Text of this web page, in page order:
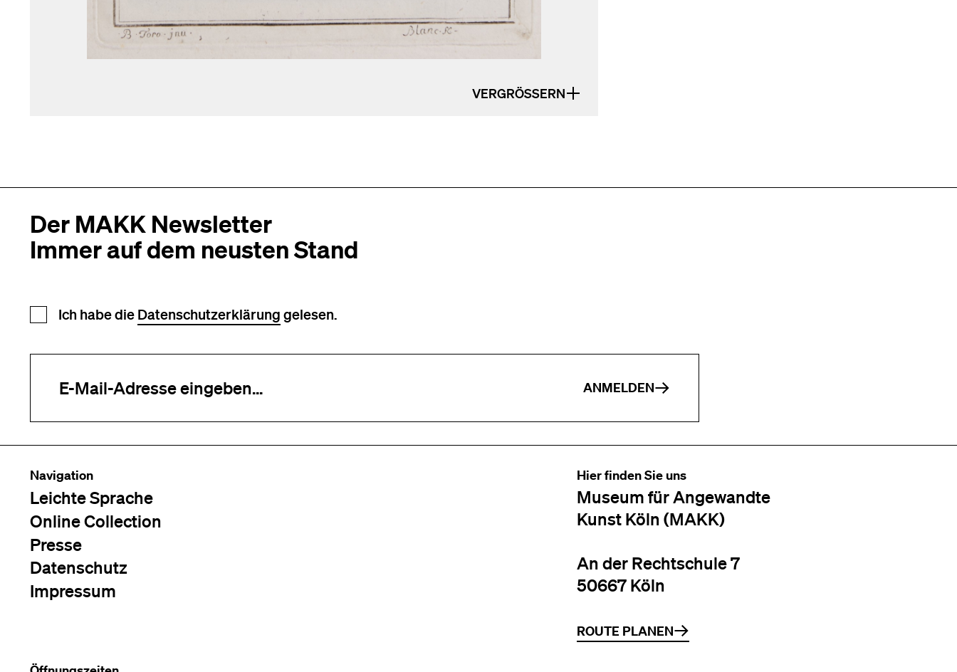
VERGRÖSSERN
Der MAKK Newsletter
Immer auf dem neusten Stand
Newsletter Anmeldung
Ich habe die Datenschutzerklärung gelesen.
ANMELDEN
Navigation
Leichte Sprache
Online Collection
Presse
Datenschutz
Impressum
Hier finden Sie uns
Museum für Angewandte
Kunst Köln (MAKK)
An der Rechtschule 7
50667 Köln
ROUTE PLANEN